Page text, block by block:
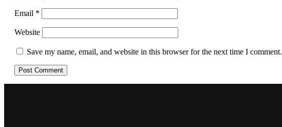
Email *
Website
Save my name, email, and website in this browser for the next time I comment.